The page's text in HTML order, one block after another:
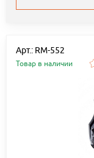
Арт.: RM-552
Товар в наличии